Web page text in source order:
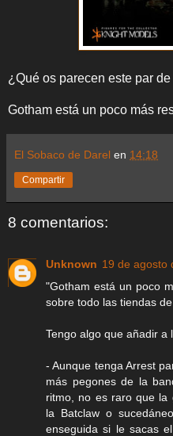
¿Qué os parecen este par
Gotham está un poco más
El Sobaco de Darel en 14:18
Compartir
8 comentarios:
Unknown 19 de agosto
"Gotham está un poco
sobre todo las tiendas de
Tengo algo que añadir a
- Aunque tenga Arrest
más pegones de la
ritmo, no es raro que la
la Batclaw o
enseguida si le sacas